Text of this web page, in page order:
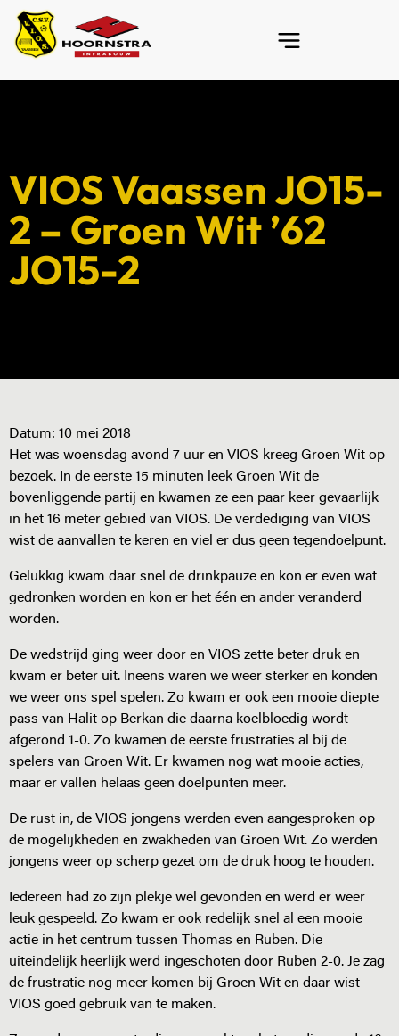
VIOS Vaassen JO15-
2 – Groen Wit ’62
JO15-2
Datum: 10 mei 2018
Het was woensdag avond 7 uur en VIOS kreeg Groen Wit op
bezoek. In de eerste 15 minuten leek Groen Wit de
bovenliggende partij en kwamen ze een paar keer gevaarlijk
in het 16 meter gebied van VIOS. De verdediging van VIOS
wist de aanvallen te keren en viel er dus geen tegendoelpunt.
Gelukkig kwam daar snel de drinkpauze en kon er even wat
gedronken worden en kon er het één en ander veranderd
worden.
De wedstrijd ging weer door en VIOS zette beter druk en
kwam er beter uit. Ineens waren we weer sterker en konden
we weer ons spel spelen. Zo kwam er ook een mooie diepte
pass van Halit op Berkan die daarna koelbloedig wordt
afgerond 1-0. Zo kwamen de eerste frustraties al bij de
spelers van Groen Wit. Er kwamen nog wat mooie acties,
maar er vallen helaas geen doelpunten meer.
De rust in, de VIOS jongens werden even aangesproken op
de mogelijkheden en zwakheden van Groen Wit. Zo werden
jongens weer op scherp gezet om de druk hoog te houden.
Iedereen had zo zijn plekje wel gevonden en werd er weer
leuk gespeeld. Zo kwam er ook redelijk snel al een mooie
actie in het centrum tussen Thomas en Ruben. Die
uiteindelijk heerlijk werd ingeschoten door Ruben 2-0. Je zag
de frustratie nog meer komen bij Groen Wit en daar wist
VIOS goed gebruik van te maken.